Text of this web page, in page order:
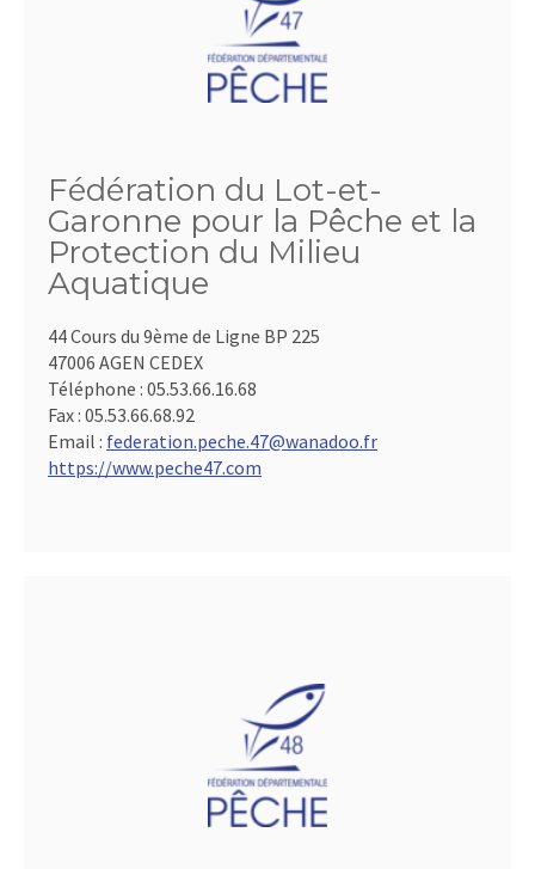
Fédération du Lot-et-
Garonne pour la Pêche et la
Protection du Milieu
Aquatique
44 Cours du 9ème de Ligne BP 225
47006 AGEN CEDEX
Téléphone : 05.53.66.16.68
Fax : 05.53.66.68.92
Email : federation.peche.47@wanadoo.fr
https://www.peche47.com